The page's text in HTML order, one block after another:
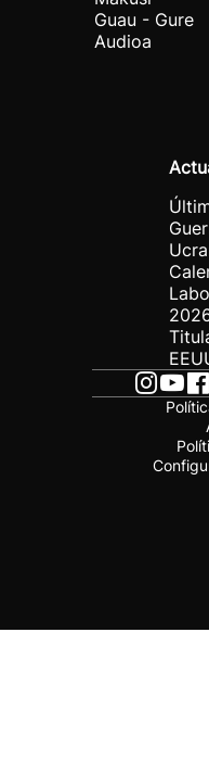
Guau - Gure
Audioa